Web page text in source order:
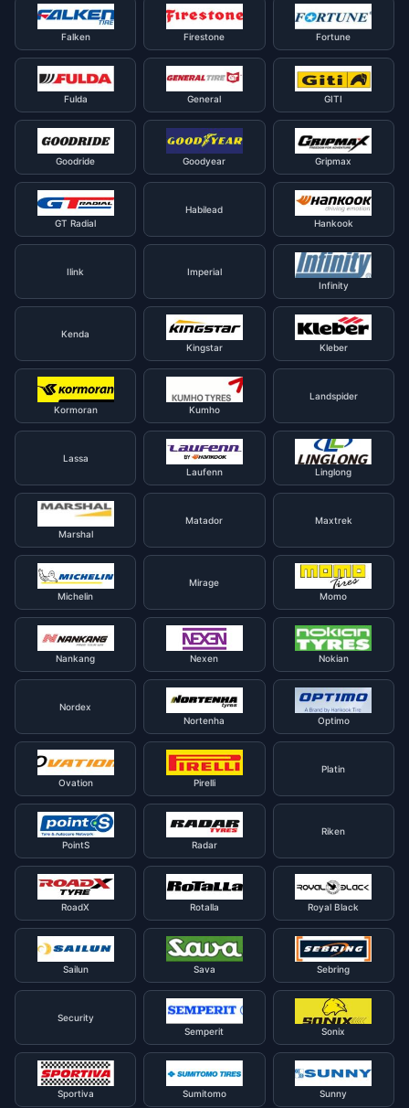
Falken Firestone Fortune
Fulda General GITI
Goodride Goodyear Gripmax
GT Radial
Habilead
Hankook
Ilink
Imperial
Infinity
Kenda
Kingstar
Kleber
Kormoran Kumho
Landspider
Lassa
Laufenn
Linglong
Marshal
Matador Maxtrek
Michelin
Mirage
Momo
Nankang Nexen Nokian
Nordex
Nortenha
Optimo
Ovation Pirelli
Platin
PointS Radar
Riken
RoadX Rotalla Royal Black
Sailun Sava Sebring
Security
Semperit
Sonix
Sportiva Sumitomo Sunny